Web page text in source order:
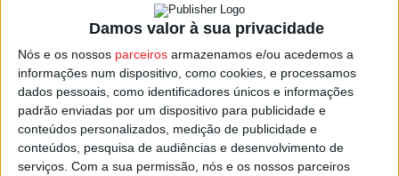
Damos valor à sua privacidade
Nós e os nossos parceiros armazenamos e/ou acedemos a
informações num dispositivo, como cookies, e processamos
dados pessoais, como identificadores únicos e informações
padrão enviadas por um dispositivo para publicidade e
conteúdos personalizados, medição de publicidade e
conteúdos, pesquisa de audiências e desenvolvimento de
serviços. Com a sua permissão, nós e os nossos parceiros
revitalizar o comércio tradicional, com a introdução de
cidadãos às novas áreas tecnológicas, que permita o
estudo de hábitos de consumo.
O Município garante toda a confidencialidade dos dados
dos candidatos.